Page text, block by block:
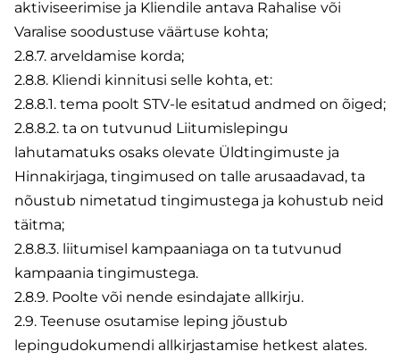
aktiviseerimise ja Kliendile antava Rahalise või
Varalise soodustuse väärtuse kohta;
2.8.7. arveldamise korda;
2.8.8. Kliendi kinnitusi selle kohta, et:
2.8.8.1. tema poolt STV-le esitatud andmed on õiged;
2.8.8.2. ta on tutvunud Liitumislepingu
lahutamatuks osaks olevate Üldtingimuste ja
Hinnakirjaga, tingimused on talle arusaadavad, ta
nõustub nimetatud tingimustega ja kohustub neid
täitma;
2.8.8.3. liitumisel kampaaniaga on ta tutvunud
kampaania tingimustega.
2.8.9. Poolte või nende esindajate allkirju.
2.9. Teenuse osutamise leping jõustub
lepingudokumendi allkirjastamise hetkest alates.